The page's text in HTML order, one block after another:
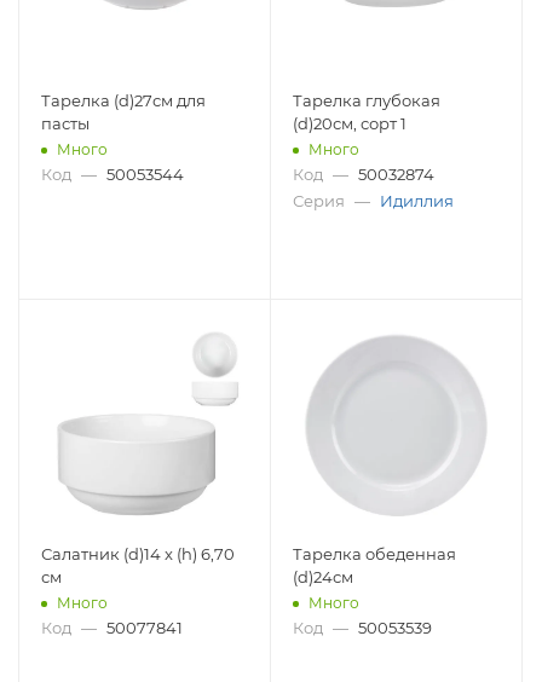
Тарелка (d)27см для
пасты
Много
Код — 50053544
Тарелка глубокая
(d)20см, сорт 1
Много
Код — 50032874
Серия — Идиллия
Салатник (d)14 x (h) 6,70
см
Много
Код — 50077841
Тарелка обеденная
(d)24см
Много
Код — 50053539